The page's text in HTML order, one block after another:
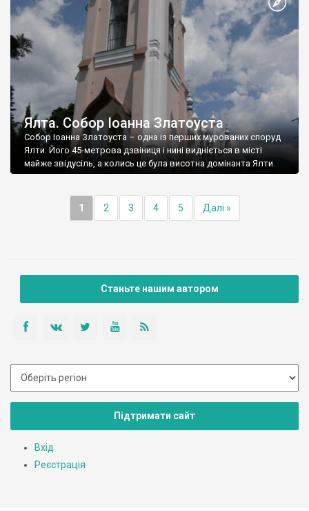
Ялта. Собор Іоанна Златоуста
Собор Іоанна Златоуста – одна із перших мурованих споруд
Ялти. Його 45-метрова дзвіниця і нині видніється в місті
майже звідусіль, а колись це була висотна домінанта Ялти.
1 2 3 4 5 Далі »
Станьте нашим автором
Підтримати сайт
Вхід
Реєстрація